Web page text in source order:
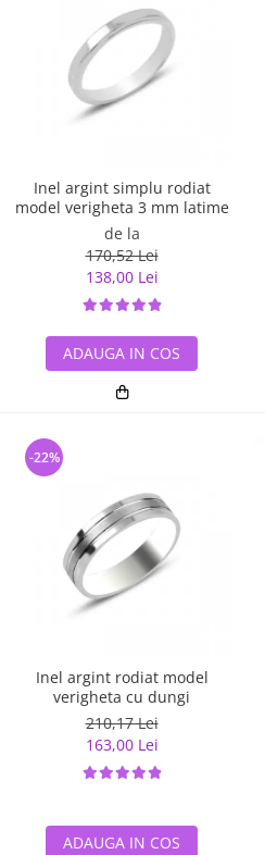
Inel argint simplu rodiat
model verigheta 3 mm latime
de la
170,52 Lei
138,00 Lei
ADAUGA IN COS
Inel argint rodiat model
verigheta cu dungi
210,17 Lei
163,00 Lei
-22%
ADAUGA IN COS